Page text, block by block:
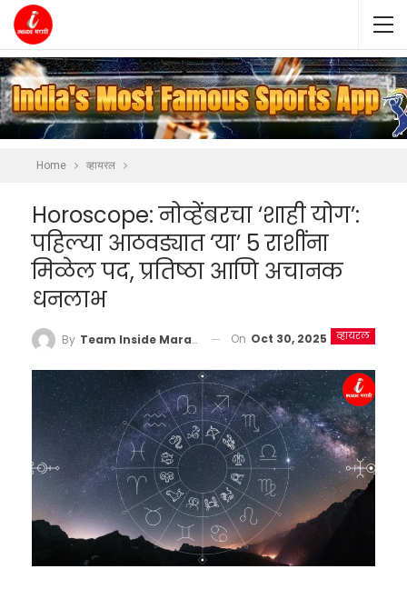
Home व्हायरल
Horoscope: नोव्हेंबरचा ‘शाही योग’:
पहिल्या आठवड्यात ‘या’ 5 राशींना
मिळेल पद, प्रतिष्ठा आणि अचानक
धनलाभ
व्हायरल
By Team Inside Marathi On Oct 30, 2025